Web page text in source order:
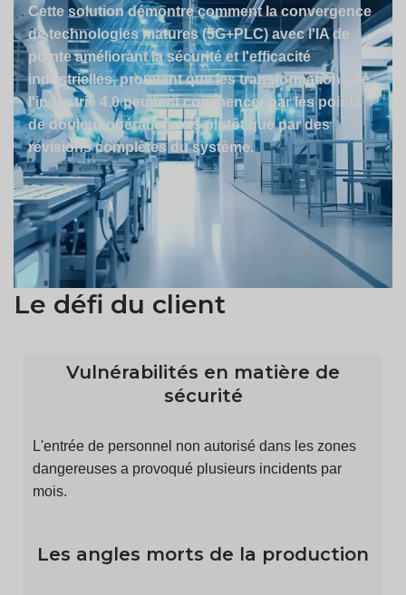
Cette solution démontre comment la convergence
de technologies matures (5G+PLC) avec l'IA de
pointe améliorant la sécurité et l'efficacité
industrielles, prouvant que les transformations de
l'industrie 4.0 peuvent commencer par les points
de douleur opérationnels plutôt que par des
révisions complètes du système.
Le défi du client
Vulnérabilités en matière de
sécurité
L'entrée de personnel non autorisé dans les zones
dangereuses a provoqué plusieurs incidents par
mois.
Les angles morts de la production